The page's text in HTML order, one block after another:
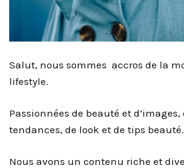
Salut, nous sommes accros de la
lifestyle.
Passionnées de beauté et
tendances, de look et de tips beauté.
Nous avons un contenu riche et